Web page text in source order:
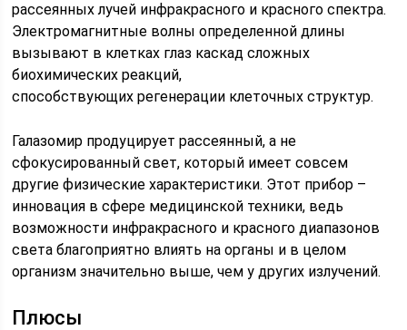
рассеянных лучей инфракрасного и красного спектра.
Электромагнитные волны определенной длины
вызывают в клетках глаз каскад сложных
биохимических реакций,
способствующих регенерации клеточных структур.
Галазомир продуцирует рассеянный, а не
сфокусированный свет, который имеет совсем
другие физические характеристики. Этот прибор –
инновация в сфере медицинской техники, ведь
возможности инфракрасного и красного диапазонов
света благоприятно влиять на органы и в целом
организм значительно выше, чем у других излучений.
Плюсы